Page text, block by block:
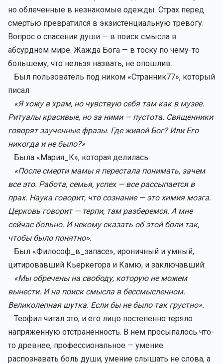
но облеченные в незнакомые одежды. Страх перед
смертью превратился в экзистенциальную тревогу.
Вопрос о спасении души — в поиск смысла в
абсурдном мире. Жажда Бога — в тоску по чему-то
большему, что нельзя назвать, не опошлив.
Был пользователь под ником «Странник77», который
писал:
«Я хожу в храм, но чувствую себя там как в музее.
Ритуалы красивые, но за ними — пустота. Священники
говорят заученные фразы. Где живой Бог? Или Его
никогда и не было?»
Была «Мария_К», которая делилась:
«После смерти мамы я перестала понимать, зачем
все это. Работа, семья, успех — все рассыпается в
прах. Наука говорит, что сознание — это химия мозга.
Церковь говорит — терпи, там разберемся. А мне
сейчас больно. И некому сказать об этой боли так,
чтобы было понятно».
Был «Философ_в_запасе», ироничный и умный,
цитировавший Кьеркегора и Камю, и заключавший:
«Мы обречены на свободу, которую не можем
вынести. И на поиск смысла в бессмысленном.
Великолепная шутка. Если бы не было так грустно».
Теофил читал это, и его лицо постепенно теряло
напряженную отстраненность. В нем просыпалось что-
то древнее, профессиональное — умение
распознавать боль души, умение слышать не слова, а